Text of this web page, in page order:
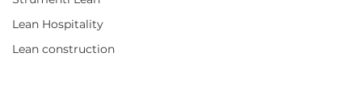
Lean Hospitality
Lean construction